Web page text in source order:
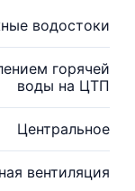
водостоки
горячей
воды на ЦТП
Центральное
вентиляция